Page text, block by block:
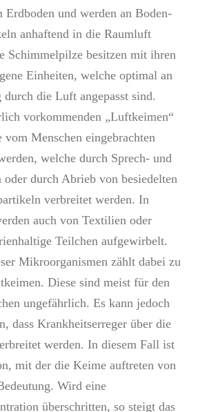
Erdboden und werden an Boden-
anhaftend in die Raumluft
Schimmelpilze besitzen mit ihren
Einheiten, welche optimal an
durch die Luft angepasst sind.
vorkommenden „Luftkeimen“
vom Menschen eingebrachten
welche durch Sprech- und
oder durch Abrieb von besiedelten
verbreitet werden. In
auch von Textilien oder
Teilchen aufgewirbelt.
Mikroorganismen zählt dabei zu
Diese sind meist für den
ungefährlich. Es kann jedoch
dass Krankheitserreger über die
werden. In diesem Fall ist
mit der die Keime auftreten von
Wird eine
überschritten, so steigt das